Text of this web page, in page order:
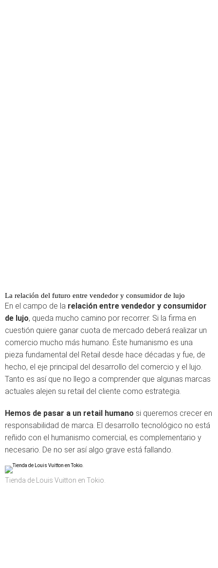
La relación del futuro entre vendedor y consumidor de lujo
En el campo de la relación entre vendedor y consumidor
de lujo, queda mucho camino por recorrer. Si la firma en
cuestión quiere ganar cuota de mercado deberá realizar un
comercio mucho más humano. Éste humanismo es una
pieza fundamental del Retail desde hace décadas y fue, de
hecho, el eje principal del desarrollo del comercio y el lujo.
Tanto es así que no llego a comprender que algunas marcas
actuales alejen su retail del cliente como estrategia.
Hemos de pasar a un retail humano si queremos crecer en
responsabilidad de marca. El desarrollo tecnológico no está
reñido con el humanismo comercial, es complementario y
necesario. De no ser así algo grave está fallando.
Tienda de Louis Vuitton en Tokio.